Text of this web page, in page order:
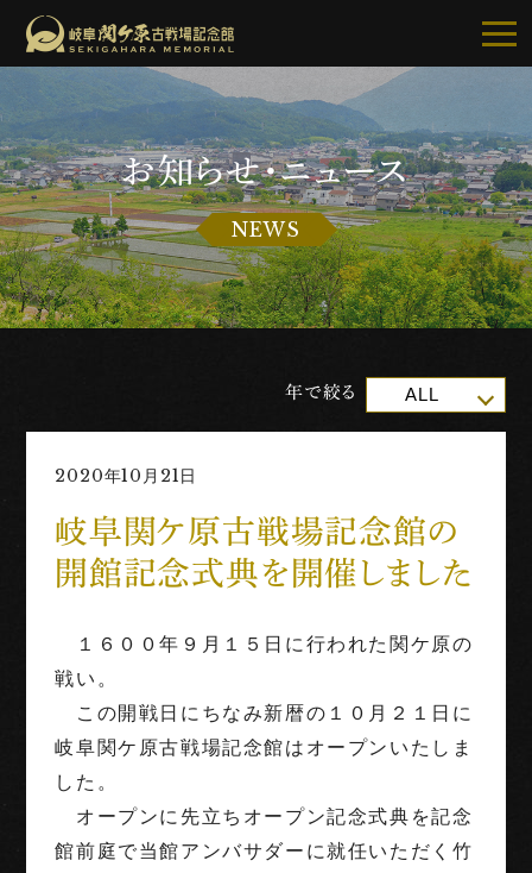
記念館について
ご利用案内
お知らせ
世界三大古戦場
1階映像展示予約
団体利用
English
お知らせ・ニュース
NEWS
年で絞る ALL
2020年10月21日
岐阜関ケ原古戦場記念館の
開館記念式典を開催しました
１６００年９月１５日に行われた関ケ原の
戦い。
この開戦日にちなみ新暦の１０月２１日に
岐阜関ケ原古戦場記念館はオープンいたしま
した。
オープンに先立ちオープン記念式典を記念
館前庭で当館アンバサダーに就任いただく竹